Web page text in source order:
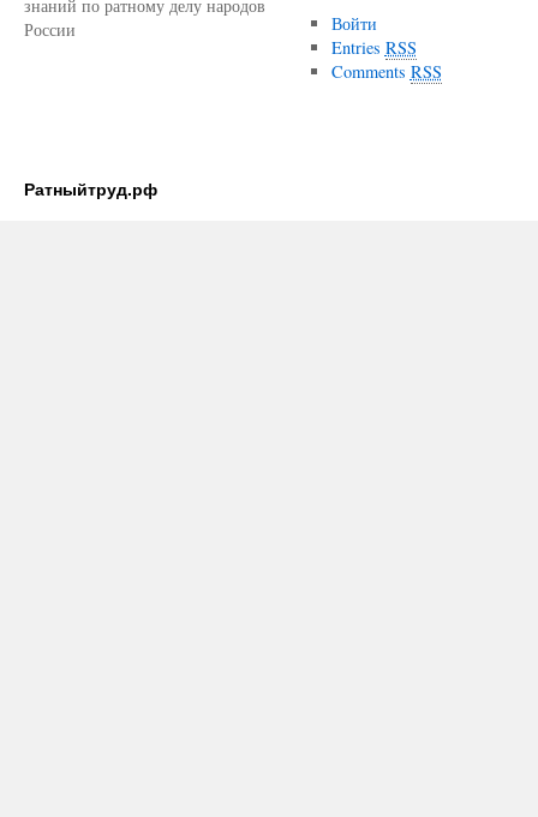
знаний по ратному делу народов
России
Войти
Entries RSS
Comments RSS
Ратныйтруд.рф